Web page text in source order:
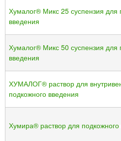
Хумалог® Микс 25 суспензия для
введения
Хумалог® Микс 50 суспензия для
введения
ХУМАЛОГ® раствор для
подкожного введения
Хумира® раствор для подкожного